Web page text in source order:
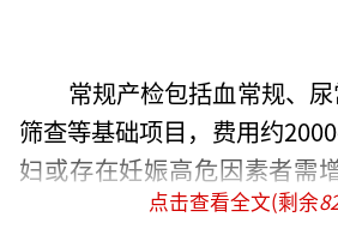
常规产检包括血常规、
筛查等基础项目，费用约
妇或存在妊娠高危因素者需
水穿刺等特殊检查，费用可
点击查看全文(剩余